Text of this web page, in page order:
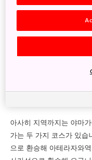
도쿄에서 출발
이동에 걸리는 시간과 방
따라 달라집니다. 한 가
신칸센의 고리야마역(80
가타역은 조에쓰 신칸센
아사히 지역까지는 야마
가는 두 가지 코스가 있습
으로 환승해 아테라자와